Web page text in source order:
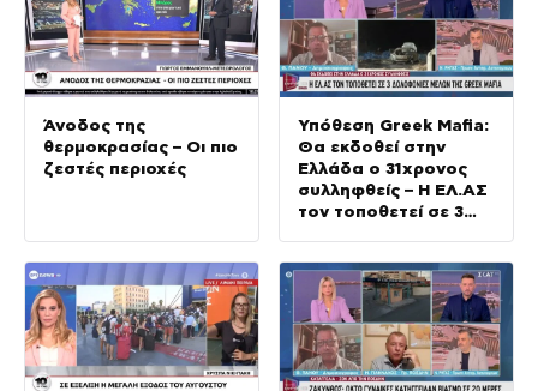
Άνοδος της
θερμοκρασίας – Οι πιο
ζεστές περιοχές
Υπόθεση Greek Mafia:
Θα εκδοθεί στην
Ελλάδα ο 31χρονος
συλληφθείς – Η ΕΛ.ΑΣ
τον τοποθετεί σε 3